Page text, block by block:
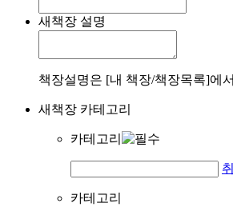
새책장 설명
책장설명은 [내 책장/책장목록]에
새책장 카테고리
카테고리
카테고리